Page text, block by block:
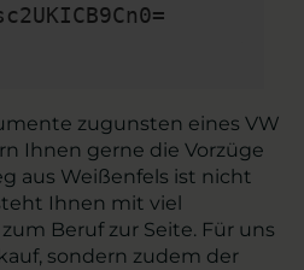
zugunsten eines VW
Ihnen gerne die Vorzüge
aus Weißenfels ist nicht
Ihnen mit viel
Beruf zur Seite. Für uns
sondern zudem der